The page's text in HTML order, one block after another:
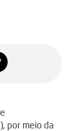
por meio da